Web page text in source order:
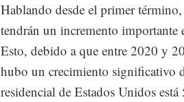
Hablando desde el primer
tendrán un incremento
Esto, debido a que entre 2020 y
hubo un crecimiento significativo
residencial de Estados Unidos